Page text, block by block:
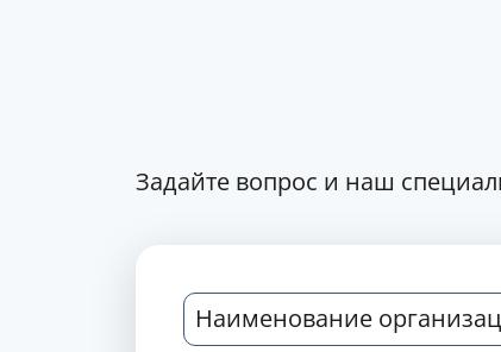
Задайте вопрос и наш